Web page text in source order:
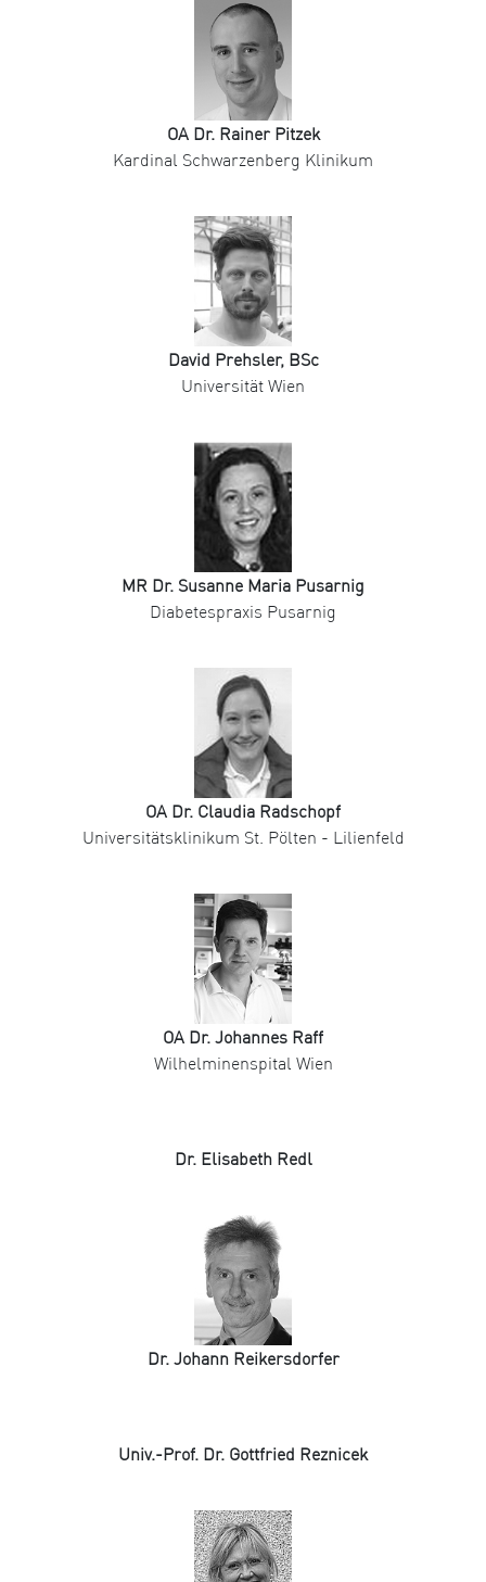
OA Dr. Rainer Pitzek
Kardinal Schwarzenberg Klinikum
David Prehsler, BSc
Universität Wien
MR Dr. Susanne Maria Pusarnig
Diabetespraxis Pusarnig
OA Dr. Claudia Radschopf
Universitätsklinikum St. Pölten - Lilienfeld
OA Dr. Johannes Raff
Wilhelminenspital Wien
Dr. Elisabeth Redl
Dr. Johann Reikersdorfer
Univ.-Prof. Dr. Gottfried Reznicek